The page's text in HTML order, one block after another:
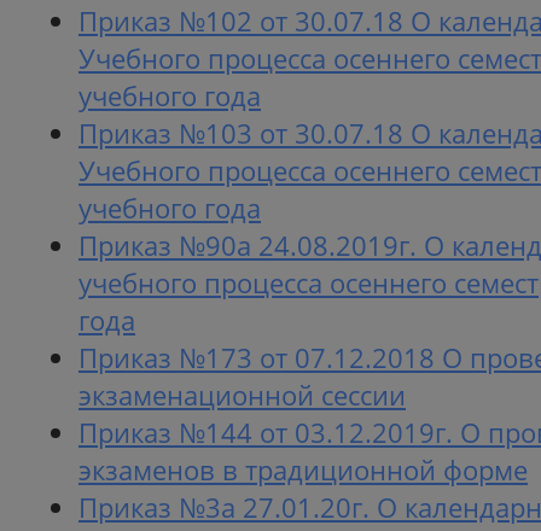
Приказ №102 от 30.07.18 О
Учебного процесса осеннего
учебного года
Приказ №103 от 30.07.18 О
Учебного процесса осеннего
учебного года
Приказ №90а 24.08.2019г. О
учебного процесса осеннего
года
Приказ №173 от 07.12.2018 О
экзаменационной сессии
Приказ №144 от 03.12.2019г. О
экзаменов в традиционной форме
Приказ №3а 27.01.20г. О